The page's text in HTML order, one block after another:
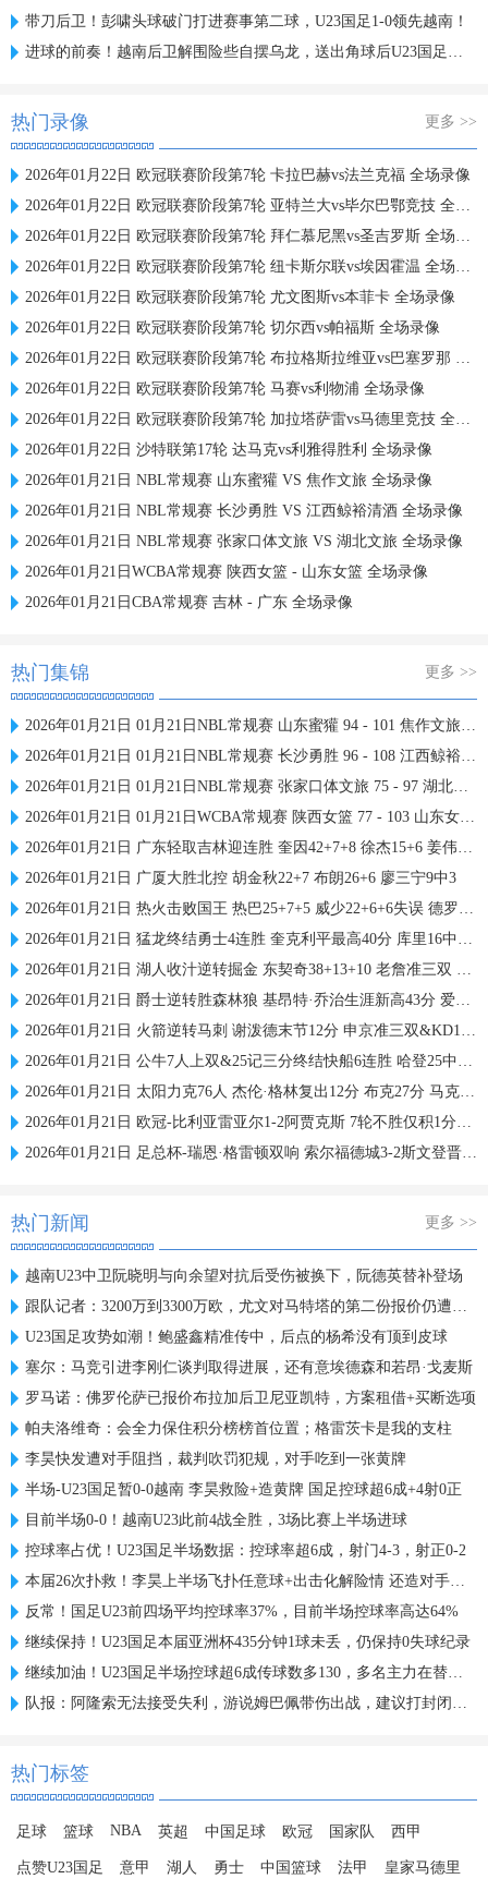
带刀后卫！彭啸头球破门打进赛事第二球，U23国足1-0领先越南！
进球的前奏！越南后卫解围险些自摆乌龙，送出角球后U23国足破门
热门录像 更多 >>
2026年01月22日 欧冠联赛阶段第7轮 卡拉巴赫vs法兰克福 全场录像
2026年01月22日 欧冠联赛阶段第7轮 亚特兰大vs毕尔巴鄂竞技 全场录像
2026年01月22日 欧冠联赛阶段第7轮 拜仁慕尼黑vs圣吉罗斯 全场录像
2026年01月22日 欧冠联赛阶段第7轮 纽卡斯尔联vs埃因霍温 全场录像
2026年01月22日 欧冠联赛阶段第7轮 尤文图斯vs本菲卡 全场录像
2026年01月22日 欧冠联赛阶段第7轮 切尔西vs帕福斯 全场录像
2026年01月22日 欧冠联赛阶段第7轮 布拉格斯拉维亚vs巴塞罗那 全场录像
2026年01月22日 欧冠联赛阶段第7轮 马赛vs利物浦 全场录像
2026年01月22日 欧冠联赛阶段第7轮 加拉塔萨雷vs马德里竞技 全场录像
2026年01月22日 沙特联第17轮 达马克vs利雅得胜利 全场录像
2026年01月21日 NBL常规赛 山东蜜獾 VS 焦作文旅 全场录像
2026年01月21日 NBL常规赛 长沙勇胜 VS 江西鲸裕清酒 全场录像
2026年01月21日 NBL常规赛 张家口体文旅 VS 湖北文旅 全场录像
2026年01月21日WCBA常规赛 陕西女篮 - 山东女篮 全场录像
2026年01月21日CBA常规赛 吉林 - 广东 全场录像
热门集锦 更多 >>
2026年01月21日 01月21日NBL常规赛 山东蜜獾 94 - 101 焦作文旅 全场集锦
2026年01月21日 01月21日NBL常规赛 长沙勇胜 96 - 108 江西鲸裕清酒 全场集锦
2026年01月21日 01月21日NBL常规赛 张家口体文旅 75 - 97 湖北文旅 全场集锦
2026年01月21日 01月21日WCBA常规赛 陕西女篮 77 - 103 山东女篮 全场集锦
2026年01月21日 广东轻取吉林迎连胜 奎因42+7+8 徐杰15+6 姜伟泽27分
2026年01月21日 广厦大胜北控 胡金秋22+7 布朗26+6 廖三宁9中3
2026年01月21日 热火击败国王 热巴25+7+5 威少22+6+6失误 德罗赞两度引冲突
2026年01月21日 猛龙终结勇士4连胜 奎克利平最高40分 库里16中6 库明加20分
2026年01月21日 湖人收汁逆转掘金 东契奇38+13+10 老詹准三双 穆雷下半场2分
2026年01月21日 爵士逆转胜森林狼 基昂特·乔治生涯新高43分 爱德华兹38+8
2026年01月21日 火箭逆转马刺 谢泼德末节12分 申京准三双&KD18+7 文班21中5
2026年01月21日 公牛7人上双&25记三分终结快船6连胜 哈登25中9 科林斯23分
2026年01月21日 太阳力克76人 杰伦·格林复出12分 布克27分 马克西25中7
2026年01月21日 欧冠-比利亚雷亚尔1-2阿贾克斯 7轮不胜仅积1分列倒数第二
2026年01月21日 足总杯-瑞恩·格雷顿双响 索尔福德城3-2斯文登晋级将战曼城
热门新闻 更多 >>
越南U23中卫阮晓明与向余望对抗后受伤被换下，阮德英替补登场
跟队记者：3200万到3300万欧，尤文对马特塔的第二份报价仍遭拒绝
U23国足攻势如潮！鲍盛鑫精准传中，后点的杨希没有顶到皮球
塞尔：马竞引进李刚仁谈判取得进展，还有意埃德森和若昂·戈麦斯
罗马诺：佛罗伦萨已报价布拉加后卫尼亚凯特，方案租借+买断选项
帕夫洛维奇：会全力保住积分榜榜首位置；格雷茨卡是我的支柱
李昊快发遭对手阻挡，裁判吹罚犯规，对手吃到一张黄牌
半场-U23国足暂0-0越南 李昊救险+造黄牌 国足控球超6成+4射0正
目前半场0-0！越南U23此前4战全胜，3场比赛上半场进球
控球率占优！U23国足半场数据：控球率超6成，射门4-3，射正0-2
本届26次扑救！李昊上半场飞扑任意球+出击化解险情 还造对手一黄
反常！国足U23前四场平均控球率37%，目前半场控球率高达64%
继续保持！U23国足本届亚洲杯435分钟1球未丢，仍保持0失球纪录
继续加油！U23国足半场控球超6成传球数多130，多名主力在替补席
队报：阿隆索无法接受失利，游说姆巴佩带伤出战，建议打封闭被拒
热门标签
足球 篮球 NBA 英超 中国足球 欧冠 国家队 西甲
点赞U23国足 意甲 湖人 勇士 中国篮球 法甲 皇家马德里